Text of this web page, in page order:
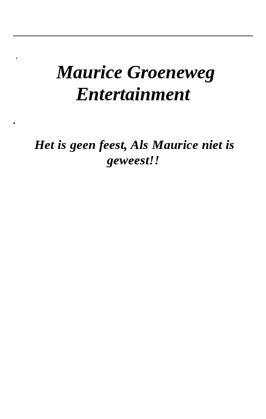
.
Maurice Groeneweg
Entertainment
.
Het is geen feest, Als Maurice niet is
geweest!!